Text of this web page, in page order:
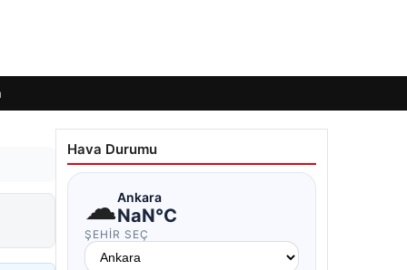
Hava Durumu
☁Ankara
NaN°C
ŞEHIR SEÇ